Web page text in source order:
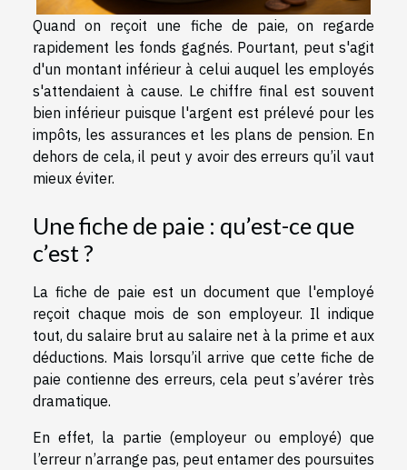
Quand on reçoit une fiche de paie, on regarde
rapidement les fonds gagnés. Pourtant, peut s'agit
d'un montant inférieur à celui auquel les employés
s'attendaient à cause. Le chiffre final est souvent
bien inférieur puisque l'argent est prélevé pour les
impôts, les assurances et les plans de pension. En
dehors de cela, il peut y avoir des erreurs qu’il vaut
mieux éviter.
Une fiche de paie : qu’est-ce que
c’est ?
La fiche de paie est un document que l'employé
reçoit chaque mois de son employeur. Il indique
tout, du salaire brut au salaire net à la prime et aux
déductions. Mais lorsqu’il arrive que cette fiche de
paie contienne des erreurs, cela peut s’avérer très
dramatique.
En effet, la partie (employeur ou employé) que
l’erreur n’arrange pas, peut entamer des poursuites